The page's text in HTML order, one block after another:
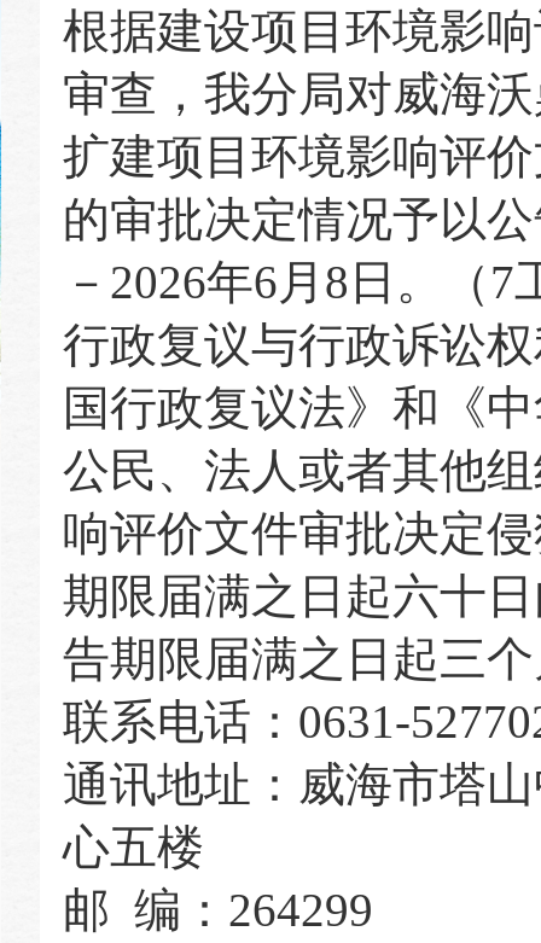
根据建设项目环境影
审查，我分局对威海
扩建项目环境影响评
的审批决定情况予以
－ 2026年6 月 8日。（7
行政复议与行政诉讼
国行政复议法》和《
公民、法人或者其他
响评价文件审批决定
期限届满之日起六十
告期限届满之日起三
联系电话： 0631-
通讯地址： 威海市塔
心五楼
邮 编： 264299